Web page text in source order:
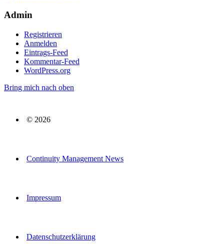
Admin
Registrieren
Anmelden
Eintrags-Feed
Kommentar-Feed
WordPress.org
Bring mich nach oben
© 2026
Continuity Management News
Impressum
Datenschutzerklärung